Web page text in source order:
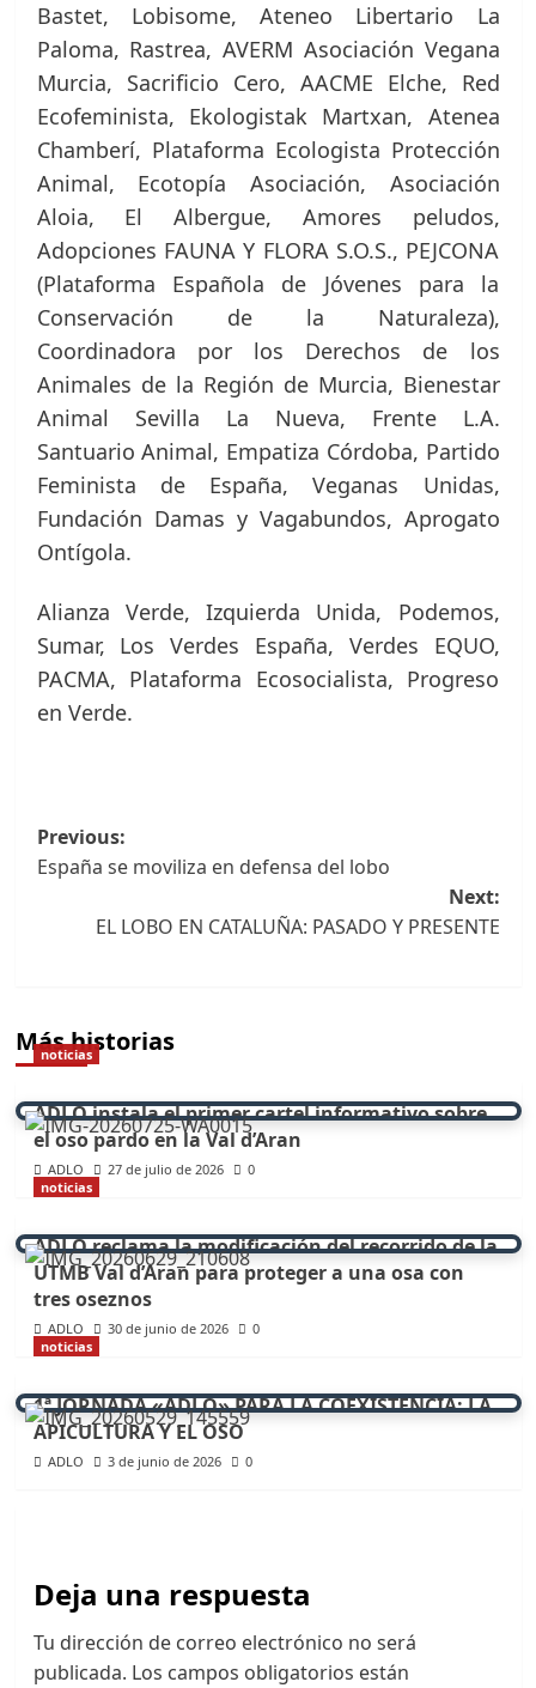
Bastet, Lobisome, Ateneo Libertario La
Paloma, Rastrea, AVERM Asociación Vegana
Murcia, Sacrificio Cero, AACME Elche, Red
Ecofeminista, Ekologistak Martxan, Atenea
Chamberí, Plataforma Ecologista Protección
Animal, Ecotopía Asociación, Asociación
Aloia, El Albergue, Amores peludos,
Adopciones FAUNA Y FLORA S.O.S., PEJCONA
(Plataforma Española de Jóvenes para la
Conservación de la Naturaleza),
Coordinadora por los Derechos de los
Animales de la Región de Murcia, Bienestar
Animal Sevilla La Nueva, Frente L.A.
Santuario Animal, Empatiza Córdoba, Partido
Feminista de España, Veganas Unidas,
Fundación Damas y Vagabundos, Aprogato
Ontígola.
Alianza Verde, Izquierda Unida, Podemos,
Sumar, Los Verdes España, Verdes EQUO,
PACMA, Plataforma Ecosocialista, Progreso
en Verde.
Navegación
de
entradas
Previous:
España se moviliza en defensa del lobo
Next:
EL LOBO EN CATALUÑA: PASADO Y PRESENTE
Más historias
noticias
ADLO instala el primer cartel informativo sobre
el oso pardo en la Val d’Aran
ADLO 27 de julio de 2026
0
noticias
ADLO reclama la modificación del recorrido de la
UTMB Val d’Aran para proteger a una osa con
tres oseznos
ADLO 30 de junio de 2026
0
noticias
1ª JORNADA «ADLO» PARA LA COEXISTENCIA: LA
APICULTURA Y EL OSO
ADLO 3 de junio de 2026 0
Deja una respuesta
Tu dirección de correo electrónico no será
publicada. Los campos obligatorios están